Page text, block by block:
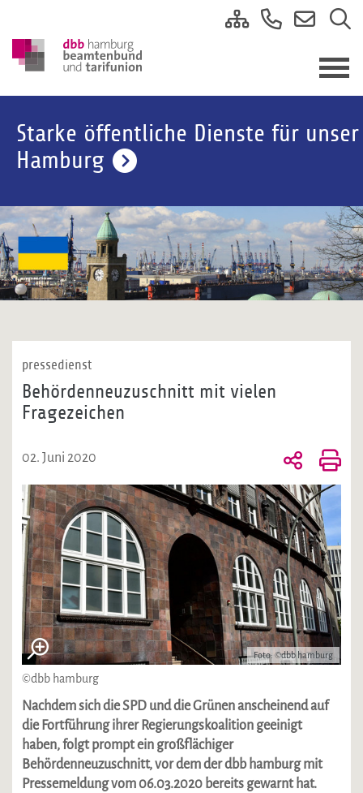
Starke öffentliche Dienste für unser
Hamburg
pressedienst
Behördenneuzuschnitt mit vielen
Fragezeichen
02. Juni 2020
Foto: ©dbb hamburg
©dbb hamburg
Nachdem sich die SPD und die Grünen anscheinend auf
die Fortführung ihrer Regierungskoalition geeinigt
haben, folgt prompt ein großflächiger
Behördenneuzuschnitt, vor dem der dbb hamburg mit
Pressemeldung vom 06.03.2020 bereits gewarnt hat.